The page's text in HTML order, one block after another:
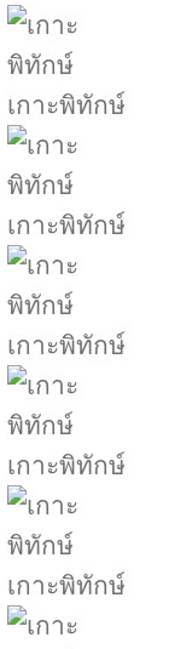
เกาะพิทักษ์
เกาะพิทักษ์
เกาะพิทักษ์
เกาะพิทักษ์
เกาะพิทักษ์